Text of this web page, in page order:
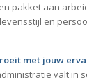
pakket aan
en
met jouw
valt in